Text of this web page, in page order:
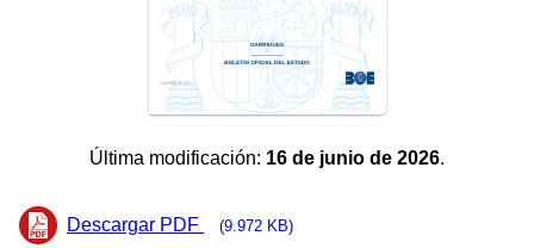
Última modificación: 16 de junio de 2026.
Descargar PDF (9.972 KB)